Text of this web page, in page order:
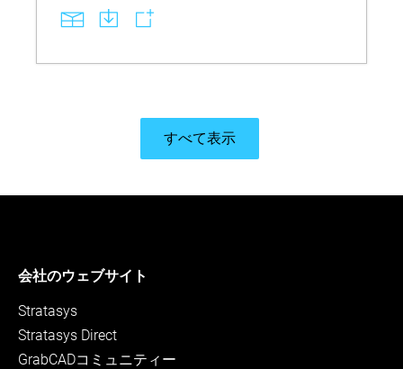
すべて表示
会社のウェブサイト
Stratasys
Stratasys Direct
GrabCADコミュニティー